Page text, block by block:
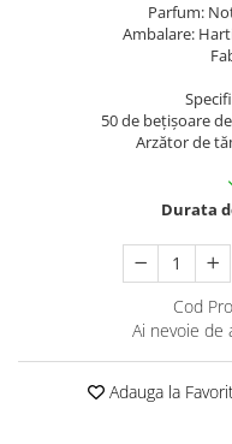
Parfum:
Ambalare:
50 de bețișoare
Arzător de
Durata
Cod
Ai nevoie de
Adauga la